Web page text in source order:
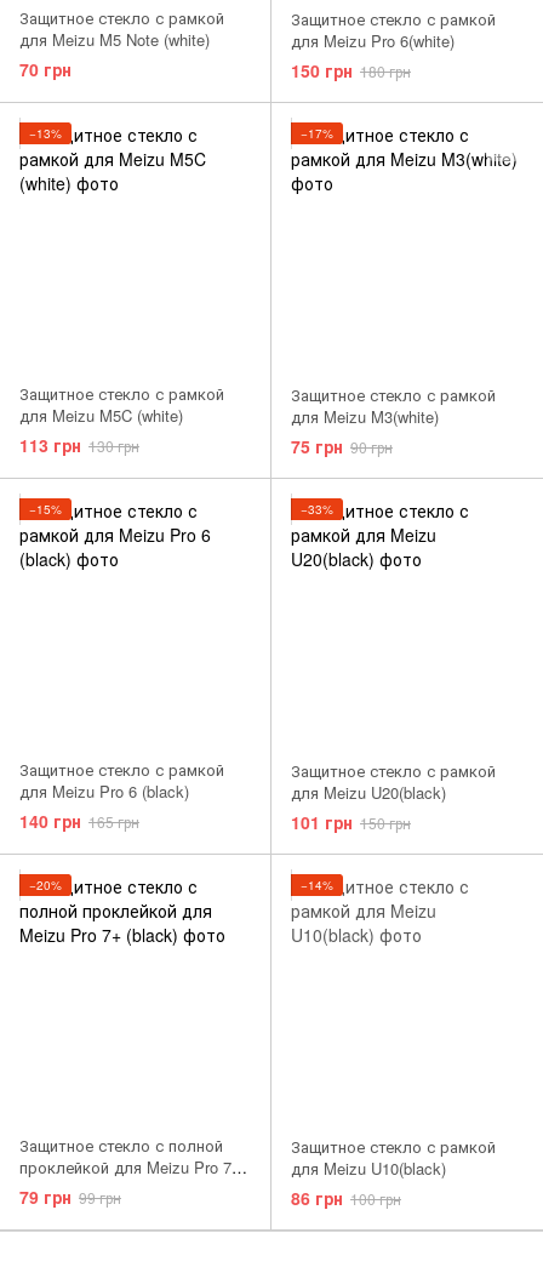
Защитное стекло с рамкой
для Meizu M5 Note (white)
70 грн
Защитное стекло с рамкой
для Meizu Pro 6(white)
150 грн 180 грн
−13%
Защитное стекло с рамкой
для Meizu M5C (white)
113 грн 130 грн
−17%
Защитное стекло с рамкой
для Meizu M3(white)
75 грн 90 грн
−15%
Защитное стекло с рамкой
для Meizu Pro 6 (black)
140 грн 165 грн
−33%
Защитное стекло с рамкой
для Meizu U20(black)
101 грн 150 грн
−20%
Защитное стекло с полной
проклейкой для Meizu Pro 7+
(black)
79 грн 99 грн
−14%
Защитное стекло с рамкой
для Meizu U10(black)
86 грн 100 грн